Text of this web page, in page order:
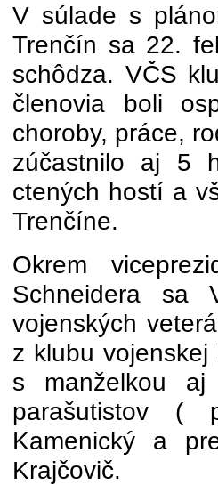
V súlade s
Trenčín sa 22.
schôdza. VČS
členovia boli
choroby, práce,
zúčastnilo aj 5
ctených hostí a
Trenčíne.
Okrem
Schneidera sa
vojenských
z klubu
s manželkou
parašutistov (
Kamenický a
Krajčovič.